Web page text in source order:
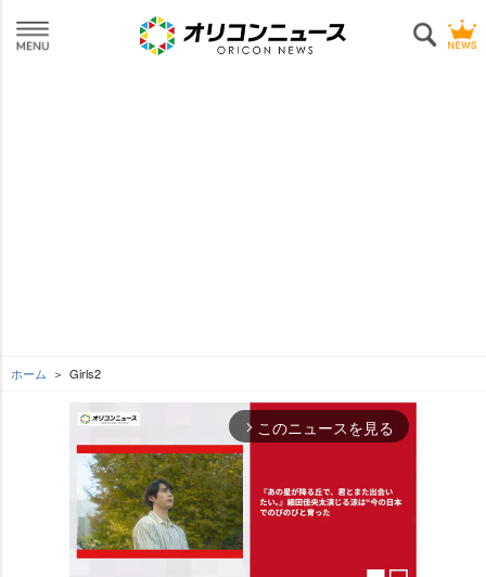
ホーム Girls2
arrow_forward_ios このニュースを見る